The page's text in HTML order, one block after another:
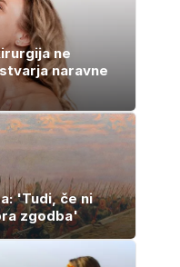
ne
naravne
'Tudi, če ni
zgodba'